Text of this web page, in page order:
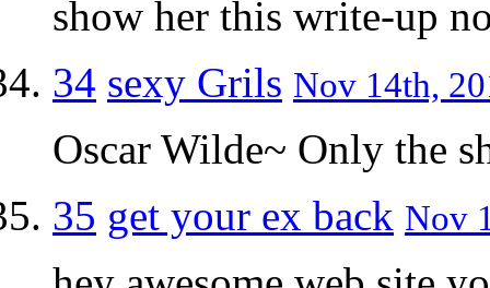
show her this write-up
34 sexy Grils Nov 14th,
Oscar Wilde~ Only the
35 get your ex back Nov